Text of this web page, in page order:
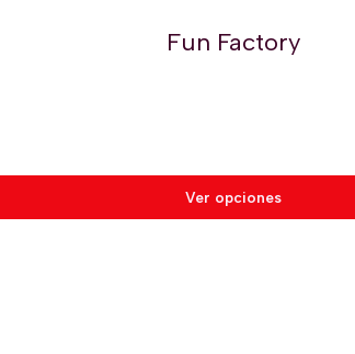
Fun Factory
Ver opciones